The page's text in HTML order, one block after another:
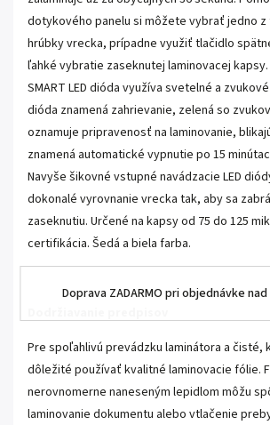
Doprava ZADARMO pri objednávke nad
dotykového panelu si môžete vybrať jedno
hrúbky vrecka, prípadne využiť tlačidlo
ľahké vybratie zaseknutej laminovacej
SMART LED dióda využíva svetelné a
dióda znamená zahrievanie, zelená so
oznamuje pripravenosť na laminovanie,
znamená automatické vypnutie po 15
Navyše šikovné vstupné navádzacie LED
dokonalé vyrovnanie vrecka tak, aby sa
zaseknutiu. Určené na kapsy od 75 do 125
certifikácia. Šedá a biela farba.
Pre spoľahlivú prevádzku laminátora a čisté,
dôležité používať kvalitné laminovacie fólie.
nerovnomerne naneseným lepidlom môžu
laminovanie dokumentu alebo vtlačenie